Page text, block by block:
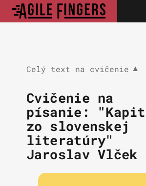
Celý text na cvičenie ▼
Cvičenie na
písanie:
zo slovenskej
literatúry"
Jaroslav Vlček